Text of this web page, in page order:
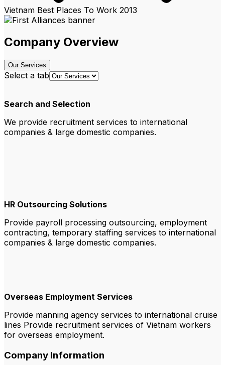
Vietnam Best Places To Work 2013
Company Overview
Our Services
Select a tab
Search and Selection
We provide recruitment services to international
companies & large domestic companies.
HR Outsourcing Solutions
Provide payroll processing outsourcing, employment
contracting, temporary staffing services to international
companies & large domestic companies.
Overseas Employment Services
Provide manning agency services to international cruise
lines Provide recruitment services of Vietnam workers
for overseas employment.
Company Information